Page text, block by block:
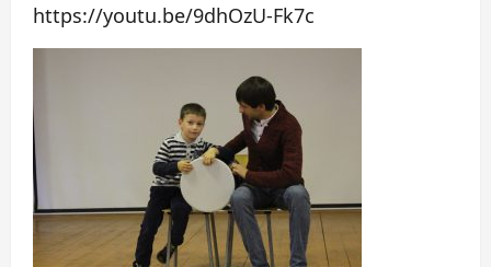
https://youtu.be/9dhOzU-Fk7c